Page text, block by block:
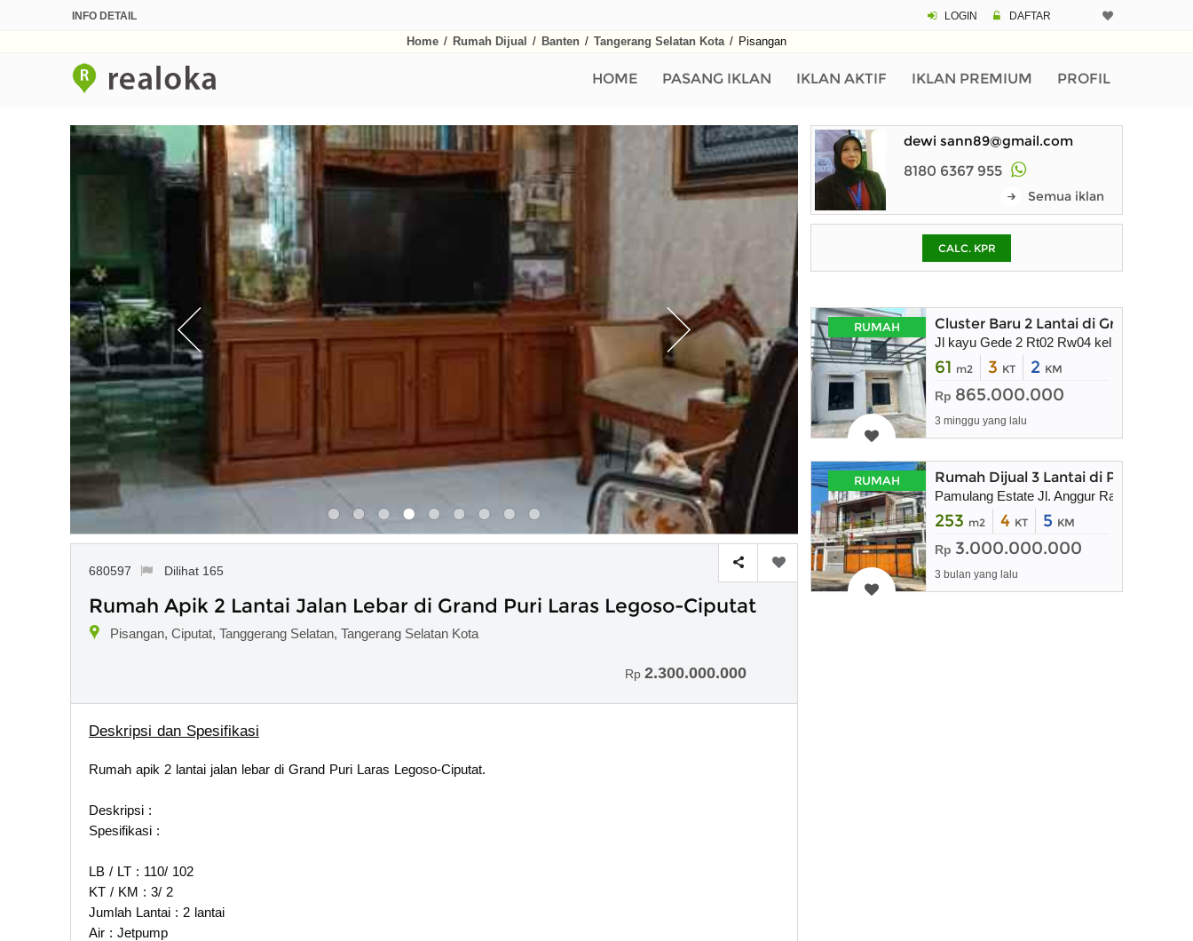
INFO DETAIL LOGIN DAFTAR
Home / Rumah Dijual / Banten / Tangerang Selatan Kota / Pisangan
HOME PASANG IKLAN IKLAN AKTIF IKLAN PREMIUM PROFIL
680597 Dilihat 165
Rumah Apik 2 Lantai Jalan Lebar di Grand Puri Laras Legoso-Ciputat
Pisangan, Ciputat, Tanggerang Selatan, Tangerang Selatan Kota
Rp 2.300.000.000
Deskripsi dan Spesifikasi
Rumah apik 2 lantai jalan lebar di Grand Puri Laras Legoso-Ciputat.
Deskripsi :
Spesifikasi :
LB / LT : 110/ 102
KT / KM : 3/ 2
Jumlah Lantai : 2 lantai
Air : Jetpump
Pinjaman (PIN)
pada kotak-
dewi sann89@gmail.com
8180 6367 955
Semua iklan
CALC. KPR
RUMAH Cluster Baru 2 Lantai di Graha Raya
Jl kayu Gede 2 Rt02 Rw04 kel paku jaya
61 m2 3 KT 2 KM
Rp 865.000.000
3 minggu yang lalu
RUMAH Rumah Dijual 3 Lantai di Pamulang
Pamulang Estate Jl. Anggur Raya Blok I3
253 m2 4 KT 5 KM
Rp 3.000.000.000
3 bulan yang lalu